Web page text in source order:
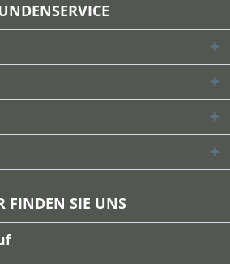
FINDEN SIE UNS